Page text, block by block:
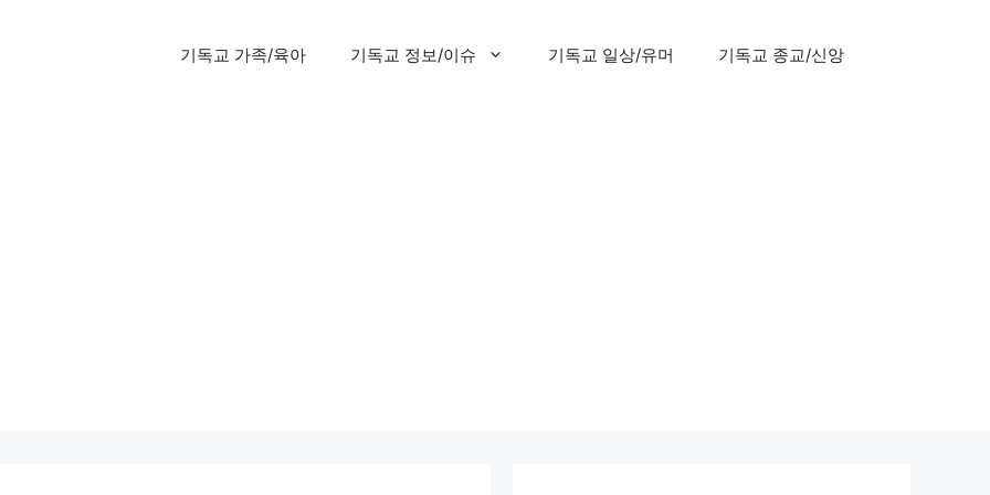
기독교 가족/육아 기독교 정보/이슈 기독교 일상/유머 기독교 종교/신앙